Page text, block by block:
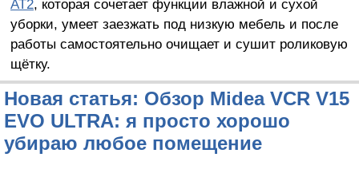
AT2, которая сочетает функции влажной и сухой
уборки, умеет заезжать под низкую мебель и после
работы самостоятельно очищает и сушит роликовую
щётку.
Новая статья: Обзор Midea VCR V15
EVO ULTRA: я просто хорошо
убираю любое помещение